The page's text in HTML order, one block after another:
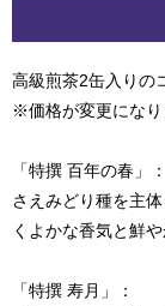
高級煎茶2缶入りの
※価格が変更になり
「特撰 百年の春」：
さえみどり種を主
くよかな香気と鮮
「特撰 寿月」：